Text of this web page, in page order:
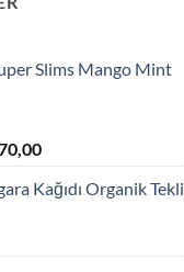
Slims Mango Mint
Şu
fiyat:
Kağıdı Organik Tekli